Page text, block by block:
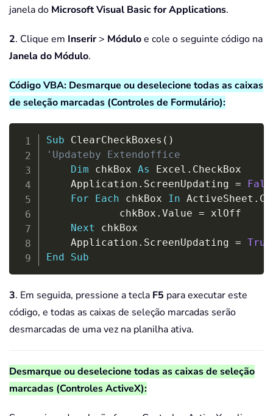
janela do Microsoft Visual Basic for Applications.
2. Clique em Inserir> Móduloe cole o seguinte código na
Janela do Módulo.
Código VBA: Desmarque ou deselecione todas as caixas
de seleção marcadas (Controles de Formulário):
Sub ClearCheckBoxes ( )
'Updateby Extendoffice
Dim chkBox As Excel . CheckBox
    Application
. ScreenUpdating =
For
Each chkBox In ActiveSheet .
            chkBox
. Value = xlOff
Next chkBox
    Application
. ScreenUpdating = True
End
Sub
3. Em seguida, pressione a tecla F5 para executar este
código, e todas as caixas de seleção marcadas serão
desmarcadas de uma vez na planilha ativa.
Desmarque ou deselecione todas as caixas de seleção
marcadas (Controles ActiveX):